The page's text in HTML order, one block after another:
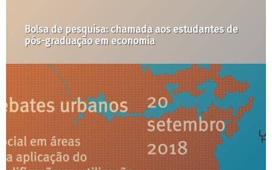
Um guia de planejamento abolicionista para
resistir ao Trumpismo